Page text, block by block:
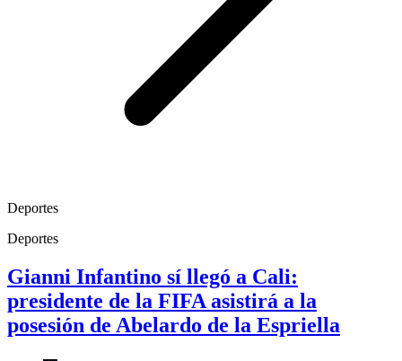
Deportes
Deportes
Gianni Infantino sí llegó a Cali:
presidente de la FIFA asistirá a la
posesión de Abelardo de la Espriella